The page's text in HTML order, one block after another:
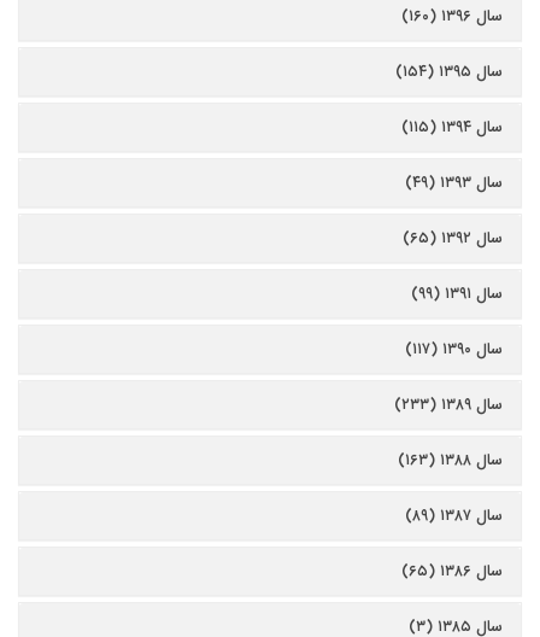
سال ۱۳۹۶ (۱۶۰)
سال ۱۳۹۵ (۱۵۴)
سال ۱۳۹۴ (۱۱۵)
سال ۱۳۹۳ (۴۹)
سال ۱۳۹۲ (۶۵)
سال ۱۳۹۱ (۹۹)
سال ۱۳۹۰ (۱۱۷)
سال ۱۳۸۹ (۲۳۳)
سال ۱۳۸۸ (۱۶۳)
سال ۱۳۸۷ (۸۹)
سال ۱۳۸۶ (۶۵)
سال ۱۳۸۵ (۳)